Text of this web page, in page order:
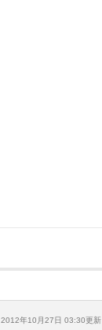
2012年10月27日 03:30更新